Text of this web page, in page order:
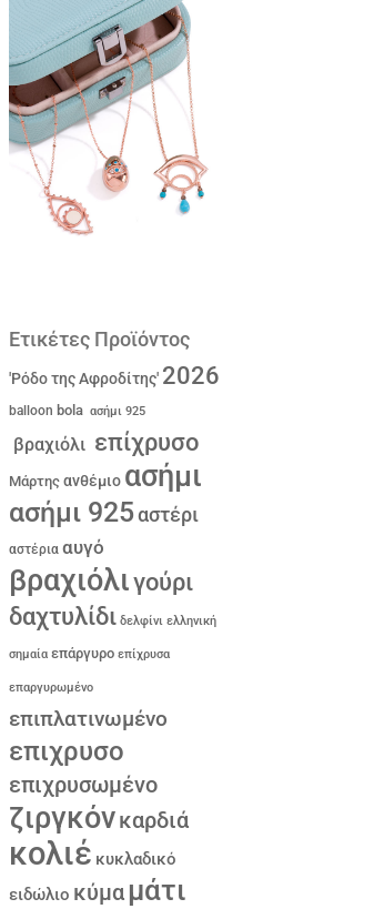
Ετικέτες Προϊόντος
'Ρόδο της Αφροδίτης' 2026
balloon bola ασήμι 925
βραχιόλι επίχρυσο
Μάρτης ανθέμιο ασήμι
ασήμι 925αστέρι
αστέρια αυγό
βραχιόλιγούρι
δαχτυλίδι δελφίνι ελληνική
σημαία επάργυρο επίχρυσα
επαργυρωμένο
επιπλατινωμένο
επιχρυσο
επιχρυσωμένο
ζιργκόνκαρδιά
κολιέ κυκλαδικό
ειδώλιο κύμα μάτι